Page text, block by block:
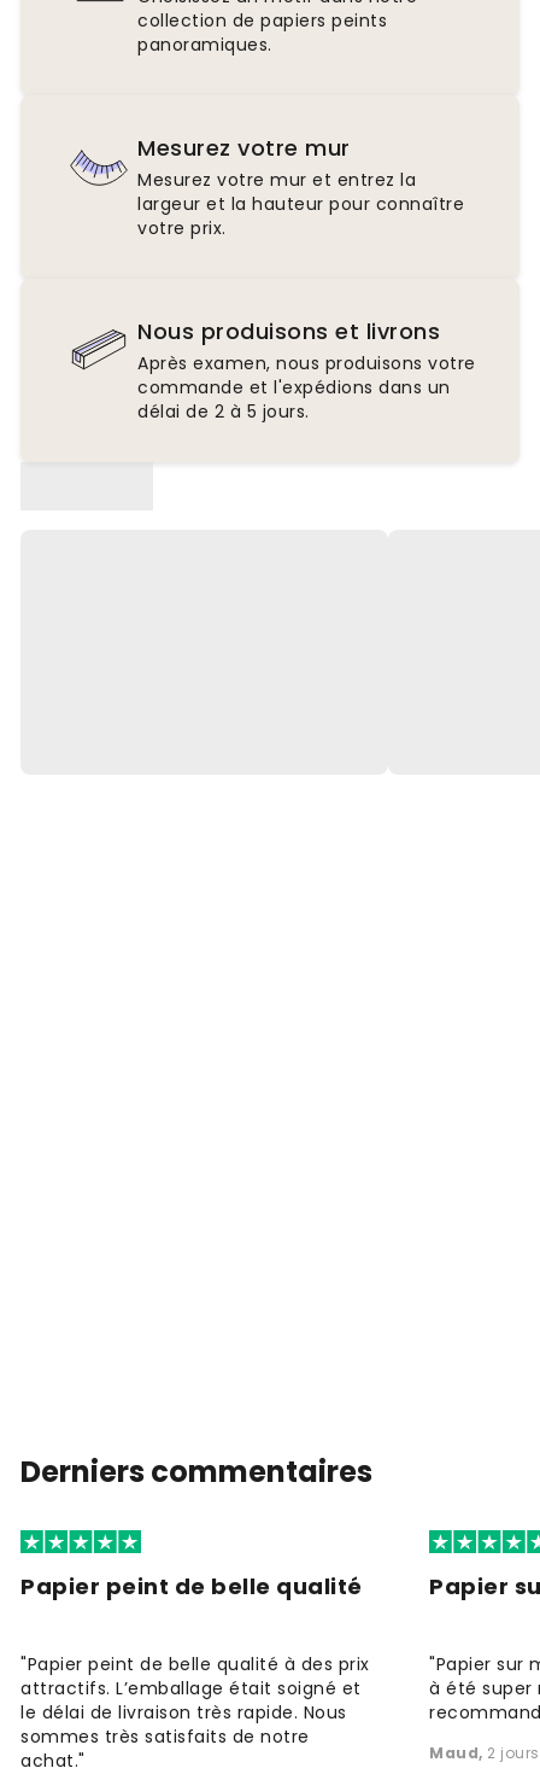
collection de papiers peints
panoramiques.
Mesurez votre mur
Mesurez votre mur et entrez la
largeur et la hauteur pour connaître
votre prix.
Nous produisons et livrons
Après examen, nous produisons votre
commande et l'expédions dans un
délai de 2 à 5 jours.
Derniers commentaires
Papier peint de belle qualité
"Papier peint de belle qualité à des prix
attractifs. L’emballage était soigné et
le délai de livraison très rapide. Nous
sommes très satisfaits de notre
achat."
Papier
"Papier sur
à été super
Maud, 2